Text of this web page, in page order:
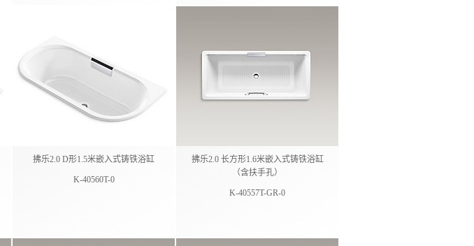
拂乐2.0 D形1.5米嵌入式铸铁浴缸
K-40560T-0
拂乐2.0 长方形1.6米嵌入式铸铁浴缸
（含扶手孔）
K-40557T-GR-0